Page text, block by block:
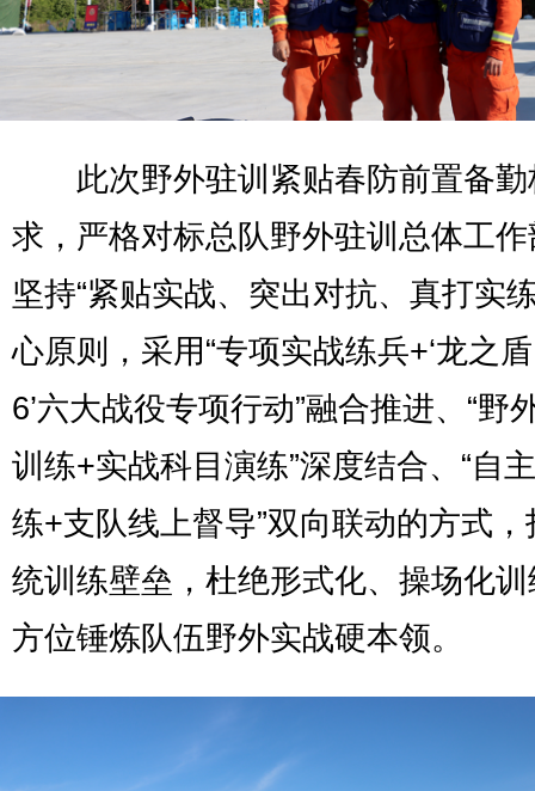
此次野外驻训紧贴春防前置备勤
求，严格对标总队野外驻训总体工
坚持“紧贴实战、突出对抗、真打实
心原则，采用“专项实战练兵+‘龙之
6’六大战役专项行动”融合推进、“野
训练+实战科目演练”深度结合、“自
练+支队线上督导”双向联动的方式，
统训练壁垒，杜绝形式化、操场化
方位锤炼队伍野外实战硬本领。